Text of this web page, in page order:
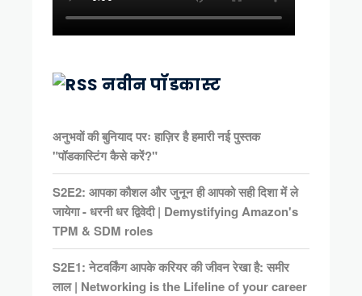
नवीन पॉडकास्ट
अनुभवों की बुनियाद परः हाज़िर है हमारी नई पुस्तक
"पॉडकास्टिंग कैसे करें?"
S2E2: आपका कौशल और जुनून ही आपको सही दिशा में ले
जायेगा - धरनी धर द्विवेदी | Demystifying Amazon's
TPM & SDM roles
S2E1: नेटवर्किंग आपके करियर की जीवन रेखा है: समीर
लाल | Networking is the Lifeline of your career